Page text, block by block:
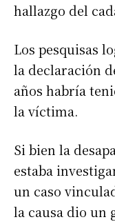
hallazgo del
Los pesquisas
la declaración
años habría
la víctima.
Si bien la
estaba
un caso
la causa dio un